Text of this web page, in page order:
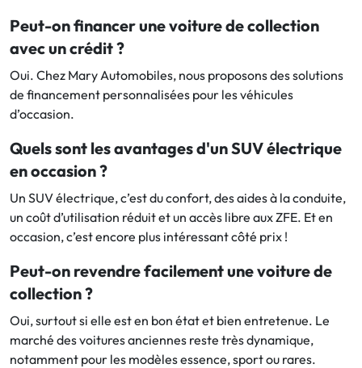
Peut-on financer une voiture de collection
avec un crédit ?
Oui. Chez Mary Automobiles, nous proposons des solutions
de financement personnalisées pour les véhicules
d’occasion.
Quels sont les avantages d'un SUV électrique
en occasion ?
Un SUV électrique, c’est du confort, des aides à la conduite,
un coût d’utilisation réduit et un accès libre aux ZFE. Et en
occasion, c’est encore plus intéressant côté prix !
Peut-on revendre facilement une voiture de
collection ?
Oui, surtout si elle est en bon état et bien entretenue. Le
marché des voitures anciennes reste très dynamique,
notamment pour les modèles essence, sport ou rares.